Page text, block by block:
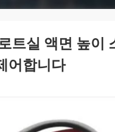
트실 액면 높
어합니다